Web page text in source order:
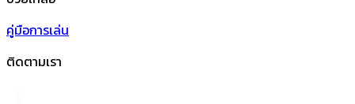
คู่มือการเล่น
ติดตามเรา